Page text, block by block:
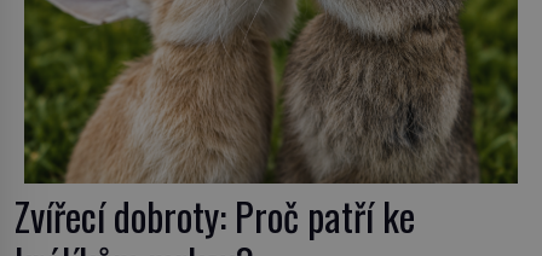
Zvířecí dobroty: Proč patří ke